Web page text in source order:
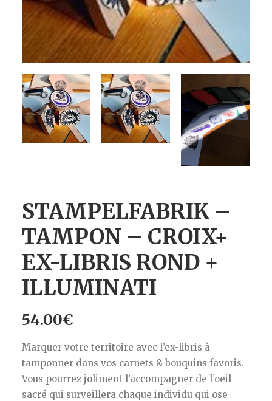
STAMPELFABRIK –
TAMPON – CROIX+
EX-LIBRIS ROND +
ILLUMINATI
54.00€
Marquer votre territoire avec l’ex-libris à
tamponner dans vos carnets & bouquins favoris.
Vous pourrez joliment l’accompagner de l’oeil
sacré qui surveillera chaque individu qui ose